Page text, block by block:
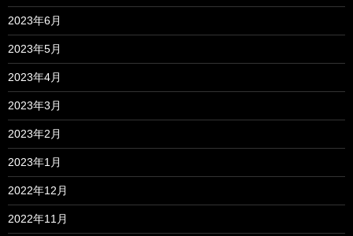
2023年6月
2023年5月
2023年4月
2023年3月
2023年2月
2023年1月
2022年12月
2022年11月